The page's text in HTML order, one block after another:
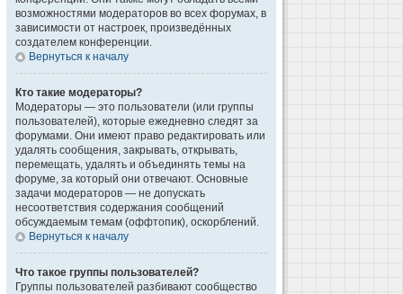
возможностями модераторов во всех форумах, в
зависимости от настроек, произведённых
создателем конференции.
Вернуться к началу
Кто такие модераторы?
Модераторы — это пользователи (или группы
пользователей), которые ежедневно следят за
форумами. Они имеют право редактировать или
удалять сообщения, закрывать, открывать,
перемещать, удалять и объединять темы на
форуме, за который они отвечают. Основные
задачи модераторов — не допускать
несоответствия содержания сообщений
обсуждаемым темам (оффтопик), оскорблений.
Вернуться к началу
Что такое группы пользователей?
Группы пользователей разбивают сообщество